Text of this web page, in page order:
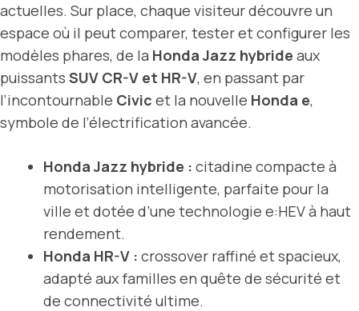
actuelles. Sur place, chaque visiteur découvre un
espace où il peut comparer, tester et configurer les
modèles phares, de la Honda Jazz hybride aux
puissants SUV CR-V et HR-V, en passant par
l’incontournable Civic et la nouvelle Honda e,
symbole de l’électrification avancée.
Honda Jazz hybride : citadine compacte à
motorisation intelligente, parfaite pour la
ville et dotée d’une technologie e:HEV à haut
rendement.
Honda HR-V : crossover raffiné et spacieux,
adapté aux familles en quête de sécurité et
de connectivité ultime.